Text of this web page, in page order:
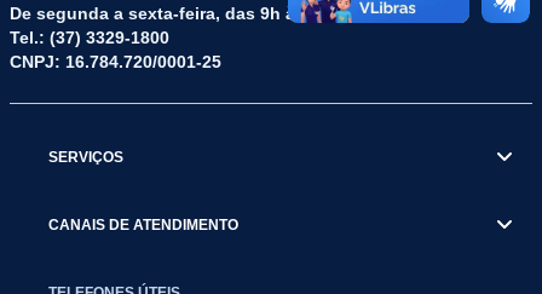
De segunda a sexta-feira, das 9h às 16h
Tel.: (37) 3329-1800
CNPJ: 16.784.720/0001-25
SERVIÇOS
CANAIS DE ATENDIMENTO